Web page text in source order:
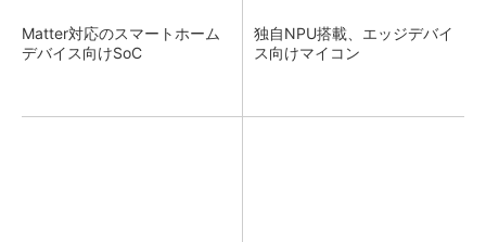
Matter対応のスマートホーム
デバイス向けSoC
独自NPU搭載、エッジデバイ
ス向けマイコン